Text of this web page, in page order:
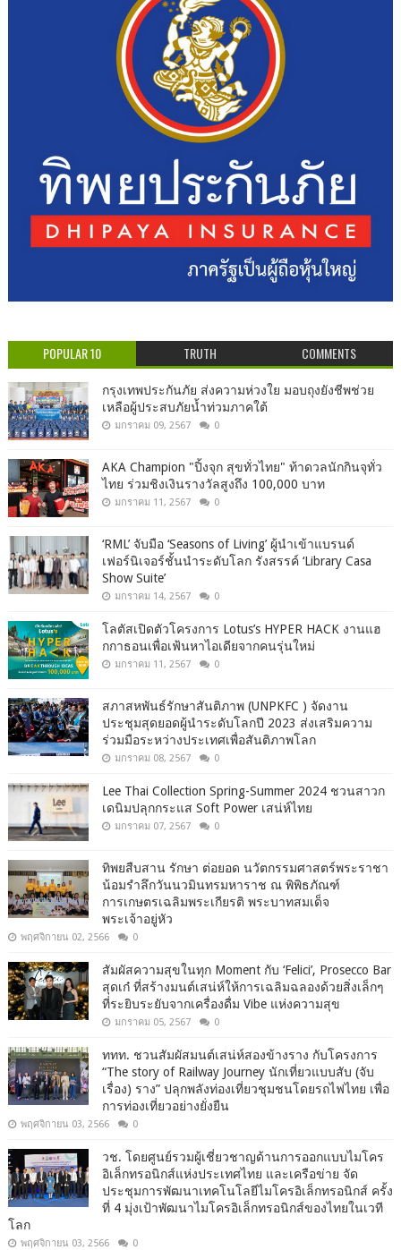
POPULAR 10 TRUTH COMMENTS
กรุงเทพประกันภัย ส่งความห่วงใย มอบถุงยังชีพช่วย
เหลือผู้ประสบภัยน้ำท่วมภาคใต้
มกราคม 09, 2567 0
AKA Champion "ปิ้งจุก สุขทั่วไทย" ท้าดวลนักกินจุทั่ว
ไทย ร่วมชิงเงินรางวัลสูงถึง 100,000 บาท
มกราคม 11, 2567 0
‘RML’ จับมือ ‘Seasons of Living’ ผู้นำเข้าแบรนด์
เฟอร์นิเจอร์ชั้นนำระดับโลก รังสรรค์ ‘Library Casa
Show Suite’
มกราคม 14, 2567 0
โลตัสเปิดตัวโครงการ Lotus’s HYPER HACK งานแฮ
กกาธอนเพื่อเฟ้นหาไอเดียจากคนรุ่นใหม่
มกราคม 11, 2567 0
สภาสหพันธ์รักษาสันติภาพ (UNPKFC ) จัดงาน
ประชุมสุดยอดผู้นำระดับโลกปี 2023 ส่งเสริมความ
ร่วมมือระหว่างประเทศเพื่อสันติภาพโลก
มกราคม 08, 2567 0
Lee Thai Collection Spring-Summer 2024 ชวนสาวก
เดนิมปลุกกระแส Soft Power เสน่ห์ไทย
มกราคม 07, 2567 0
ทิพยสืบสาน รักษา ต่อยอด นวัตกรรมศาสตร์พระราชา
น้อมรำลึกวันนวมินทรมหาราช ณ พิพิธภัณฑ์
การเกษตรเฉลิมพระเกียรติ พระบาทสมเด็จ
พระเจ้าอยู่หัว
พฤศจิกายน 02, 2566 0
สัมผัสความสุขในทุก Moment กับ ‘Felici’, Prosecco Bar
สุดเก๋ ที่สร้างมนต์เสน่ห์ให้การเฉลิมฉลองด้วยสิ่งเล็กๆ
ที่ระยิบระยับจากเครื่องดื่ม Vibe แห่งความสุข
มกราคม 05, 2567 0
ททท. ชวนสัมผัสมนต์เสน่ห์สองข้างราง กับโครงการ
“The story of Railway Journey นักเที่ยวแบบสับ (จับ
เรื่อง) ราง” ปลุกพลังท่องเที่ยวชุมชนโดยรถไฟไทย เพื่อ
การท่องเที่ยวอย่างยั่งยืน
พฤศจิกายน 03, 2566 0
วช. โดยศูนย์รวมผู้เชี่ยวชาญด้านการออกแบบไมโคร
อิเล็กทรอนิกส์แห่งประเทศไทย และเครือข่าย จัด
ประชุมการพัฒนาเทคโนโลยีไมโครอิเล็กทรอนิกส์ ครั้ง
ที่ 4 มุ่งเป้าพัฒนาไมโครอิเล็กทรอนิกส์ของไทยในเวที
โลก
พฤศจิกายน 03, 2566 0